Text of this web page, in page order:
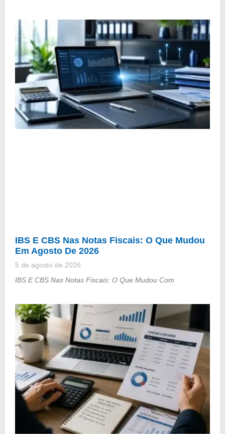
IBS E CBS Nas Notas Fiscais: O Que Mudou
Em Agosto De 2026
5 de agosto de 2026
IBS E CBS Nas Notas Fiscais: O Que Mudou Com